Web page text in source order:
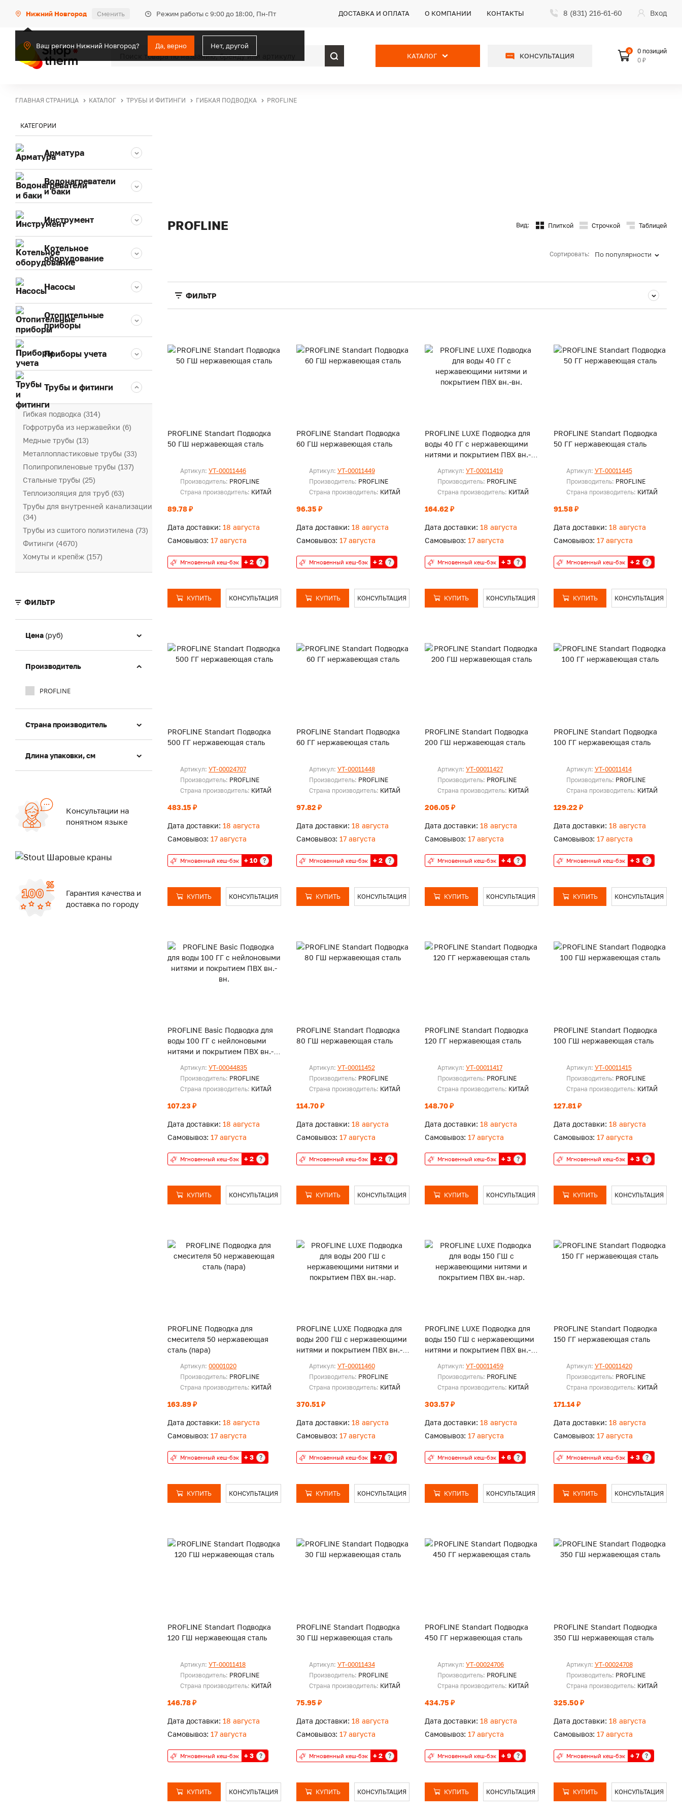
Нижний Новгород Сменить Режим работы с 9:00 до 18:00, Пн-Пт
Ваш регион Нижний Новгород? Да, верно Нет, другой
ДОСТАВКА И ОПЛАТА О КОМПАНИИ КОНТАКТЫ 8 (831) 216-61-60 Вход
КАТАЛОГ КОНСУЛЬТАЦИЯ
0
0 позиций
0 ₽
ГЛАВНАЯ СТРАНИЦА КАТАЛОГ ТРУБЫ И ФИТИНГИ ГИБКАЯ ПОДВОДКА PROFLINE
КАТЕГОРИИ
Арматура
Водонагреватели
и баки
Инструмент
Котельное
оборудование
Насосы
Отопительные
приборы
Приборы учета
Трубы и фитинги
Гибкая подводка (314)
Гофротруба из нержавейки (6)
Медные трубы (13)
Металлопластиковые трубы (33)
Полипропиленовые трубы (137)
Стальные трубы (25)
Теплоизоляция для труб (63)
Трубы для внутренней канализации
(34)
Трубы из сшитого полиэтилена (73)
Фитинги (4670)
Хомуты и крепёж (157)
ФИЛЬТР
Цена (руб)
Производитель
PROFLINE
Страна производитель
Длина упаковки, см
Консультации на
понятном языке
Гарантия качества и
доставка по городу
PROFLINE Вид: Плиткой Строчкой Таблицей
Сортировать: По популярности
ФИЛЬТР
PROFLINE Standart Подводка
50 ГШ нержавеющая сталь
Артикул: УТ-00011446
Производитель: PROFLINE
Страна производитель: КИТАЙ
89.78 ₽
Дата доставки: 18 августа
Самовывоз: 17 августа
Мгновенный кеш-бэк + 2 ?
КУПИТЬ КОНСУЛЬТАЦИЯ
PROFLINE Standart Подводка
60 ГШ нержавеющая сталь
Артикул: УТ-00011449
Производитель: PROFLINE
Страна производитель: КИТАЙ
96.35 ₽
Дата доставки: 18 августа
Самовывоз: 17 августа
Мгновенный кеш-бэк + 2 ?
КУПИТЬ КОНСУЛЬТАЦИЯ
PROFLINE LUXE Подводка для
воды 40 ГГ с нержавеющими
нитями и покрытием ПВХ вн.-
Артикул: УТ-00011419
Производитель: PROFLINE
Страна производитель: КИТАЙ
164.62 ₽
Дата доставки: 18 августа
Самовывоз: 17 августа
Мгновенный кеш-бэк + 3 ?
КУПИТЬ КОНСУЛЬТАЦИЯ
PROFLINE Standart Подводка
50 ГГ нержавеющая сталь
Артикул: УТ-00011445
Производитель: PROFLINE
Страна производитель: КИТАЙ
91.58 ₽
Дата доставки: 18 августа
Самовывоз: 17 августа
Мгновенный кеш-бэк + 2 ?
КУПИТЬ КОНСУЛЬТАЦИЯ
PROFLINE Standart Подводка
500 ГГ нержавеющая сталь
Артикул: УТ-00024707
Производитель: PROFLINE
Страна производитель: КИТАЙ
483.15 ₽
Дата доставки: 18 августа
Самовывоз: 17 августа
Мгновенный кеш-бэк + 10 ?
КУПИТЬ КОНСУЛЬТАЦИЯ
PROFLINE Standart Подводка
60 ГГ нержавеющая сталь
Артикул: УТ-00011448
Производитель: PROFLINE
Страна производитель: КИТАЙ
97.82 ₽
Дата доставки: 18 августа
Самовывоз: 17 августа
Мгновенный кеш-бэк + 2 ?
КУПИТЬ КОНСУЛЬТАЦИЯ
PROFLINE Standart Подводка
200 ГШ нержавеющая сталь
Артикул: УТ-00011427
Производитель: PROFLINE
Страна производитель: КИТАЙ
206.05 ₽
Дата доставки: 18 августа
Самовывоз: 17 августа
Мгновенный кеш-бэк + 4 ?
КУПИТЬ КОНСУЛЬТАЦИЯ
PROFLINE Standart Подводка
100 ГГ нержавеющая сталь
Артикул: УТ-00011414
Производитель: PROFLINE
Страна производитель: КИТАЙ
129.22 ₽
Дата доставки: 18 августа
Самовывоз: 17 августа
Мгновенный кеш-бэк + 3 ?
КУПИТЬ КОНСУЛЬТАЦИЯ
PROFLINE Basic Подводка для
воды 100 ГГ с нейлоновыми
нитями и покрытием ПВХ вн.-
Артикул: УТ-00044835
Производитель: PROFLINE
Страна производитель: КИТАЙ
107.23 ₽
Дата доставки: 18 августа
Самовывоз: 17 августа
Мгновенный кеш-бэк + 2 ?
КУПИТЬ КОНСУЛЬТАЦИЯ
PROFLINE Standart Подводка
80 ГШ нержавеющая сталь
Артикул: УТ-00011452
Производитель: PROFLINE
Страна производитель: КИТАЙ
114.70 ₽
Дата доставки: 18 августа
Самовывоз: 17 августа
Мгновенный кеш-бэк + 2 ?
КУПИТЬ КОНСУЛЬТАЦИЯ
PROFLINE Standart Подводка
120 ГГ нержавеющая сталь
Артикул: УТ-00011417
Производитель: PROFLINE
Страна производитель: КИТАЙ
148.70 ₽
Дата доставки: 18 августа
Самовывоз: 17 августа
Мгновенный кеш-бэк + 3 ?
КУПИТЬ КОНСУЛЬТАЦИЯ
PROFLINE Standart Подводка
100 ГШ нержавеющая сталь
Артикул: УТ-00011415
Производитель: PROFLINE
Страна производитель: КИТАЙ
127.81 ₽
Дата доставки: 18 августа
Самовывоз: 17 августа
Мгновенный кеш-бэк + 3 ?
КУПИТЬ КОНСУЛЬТАЦИЯ
PROFLINE Подводка для
смесителя 50 нержавеющая
сталь (пара)
Артикул: 00001020
Производитель: PROFLINE
Страна производитель: КИТАЙ
163.89 ₽
Дата доставки: 18 августа
Самовывоз: 17 августа
Мгновенный кеш-бэк + 3 ?
КУПИТЬ КОНСУЛЬТАЦИЯ
PROFLINE LUXE Подводка для
воды 200 ГШ с нержавеющими
нитями и покрытием ПВХ вн.-
Артикул: УТ-00011460
Производитель: PROFLINE
Страна производитель: КИТАЙ
370.51 ₽
Дата доставки: 18 августа
Самовывоз: 17 августа
Мгновенный кеш-бэк + 7 ?
КУПИТЬ КОНСУЛЬТАЦИЯ
PROFLINE LUXE Подводка для
воды 150 ГШ с нержавеющими
нитями и покрытием ПВХ вн.-
Артикул: УТ-00011459
Производитель: PROFLINE
Страна производитель: КИТАЙ
303.57 ₽
Дата доставки: 18 августа
Самовывоз: 17 августа
Мгновенный кеш-бэк + 6 ?
КУПИТЬ КОНСУЛЬТАЦИЯ
PROFLINE Standart Подводка
150 ГГ нержавеющая сталь
Артикул: УТ-00011420
Производитель: PROFLINE
Страна производитель: КИТАЙ
171.14 ₽
Дата доставки: 18 августа
Самовывоз: 17 августа
Мгновенный кеш-бэк + 3 ?
КУПИТЬ КОНСУЛЬТАЦИЯ
PROFLINE Standart Подводка
120 ГШ нержавеющая сталь
Артикул: УТ-00011418
Производитель: PROFLINE
Страна производитель: КИТАЙ
146.78 ₽
Дата доставки: 18 августа
Самовывоз: 17 августа
Мгновенный кеш-бэк + 3 ?
КУПИТЬ КОНСУЛЬТАЦИЯ
PROFLINE Standart Подводка
30 ГШ нержавеющая сталь
Артикул: УТ-00011434
Производитель: PROFLINE
Страна производитель: КИТАЙ
75.95 ₽
Дата доставки: 18 августа
Самовывоз: 17 августа
Мгновенный кеш-бэк + 2 ?
КУПИТЬ КОНСУЛЬТАЦИЯ
PROFLINE Standart Подводка
450 ГГ нержавеющая сталь
Артикул: УТ-00024706
Производитель: PROFLINE
Страна производитель: КИТАЙ
434.75 ₽
Дата доставки: 18 августа
Самовывоз: 17 августа
Мгновенный кеш-бэк + 9 ?
КУПИТЬ КОНСУЛЬТАЦИЯ
PROFLINE Standart Подводка
350 ГШ нержавеющая сталь
Артикул: УТ-00024708
Производитель: PROFLINE
Страна производитель: КИТАЙ
325.50 ₽
Дата доставки: 18 августа
Самовывоз: 17 августа
Мгновенный кеш-бэк + 7 ?
КУПИТЬ КОНСУЛЬТАЦИЯ